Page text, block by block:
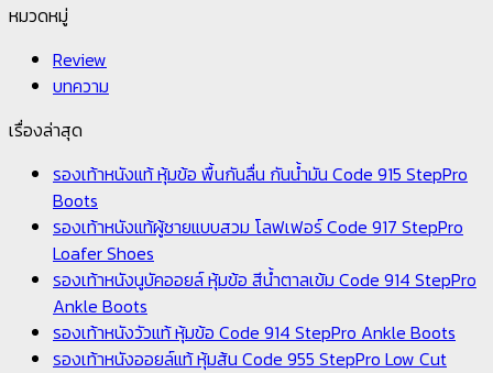
หมวดหมู่
Review
บทความ
เรื่องล่าสุด
รองเท้าหนังแท้ หุ้มข้อ พื้นกันลื่น กันน้ำมัน Code 915 StepPro
Boots
รองเท้าหนังแท้ผู้ชายแบบสวม โลฟเฟอร์ Code 917 StepPro
Loafer Shoes
รองเท้าหนังนูบัคออยล์ หุ้มข้อ สีน้ำตาลเข้ม Code 914 StepPro
Ankle Boots
รองเท้าหนังวัวแท้ หุ้มข้อ Code 914 StepPro Ankle Boots
รองเท้าหนังออยล์แท้ หุ้มส้น Code 955 StepPro Low Cut